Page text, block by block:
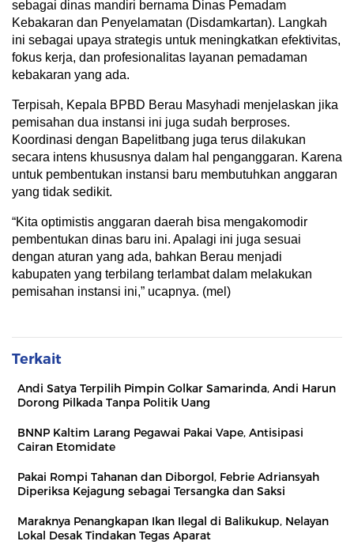
sebagai dinas mandiri bernama Dinas Pemadam
Kebakaran dan Penyelamatan (Disdamkartan). Langkah
ini sebagai upaya strategis untuk meningkatkan efektivitas,
fokus kerja, dan profesionalitas layanan pemadaman
kebakaran yang ada.
Terpisah, Kepala BPBD Berau Masyhadi menjelaskan jika
pemisahan dua instansi ini juga sudah berproses.
Koordinasi dengan Bapelitbang juga terus dilakukan
secara intens khususnya dalam hal penganggaran. Karena
untuk pembentukan instansi baru membutuhkan anggaran
yang tidak sedikit.
“Kita optimistis anggaran daerah bisa mengakomodir
pembentukan dinas baru ini. Apalagi ini juga sesuai
dengan aturan yang ada, bahkan Berau menjadi
kabupaten yang terbilang terlambat dalam melakukan
pemisahan instansi ini,” ucapnya. (mel)
Terkait
Andi Satya Terpilih Pimpin Golkar Samarinda, Andi Harun
Dorong Pilkada Tanpa Politik Uang
BNNP Kaltim Larang Pegawai Pakai Vape, Antisipasi
Cairan Etomidate
Pakai Rompi Tahanan dan Diborgol, Febrie Adriansyah
Diperiksa Kejagung sebagai Tersangka dan Saksi
Maraknya Penangkapan Ikan Ilegal di Balikukup, Nelayan
Lokal Desak Tindakan Tegas Aparat